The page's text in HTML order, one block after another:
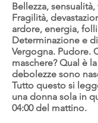
Bellezza,
Fragilità,
ardore, energia,
Determinazione e
Vergogna. Pudore.
maschere? Qual è
debolezze sono
Tutto questo si
una donna sola in
04:00 del mattino.